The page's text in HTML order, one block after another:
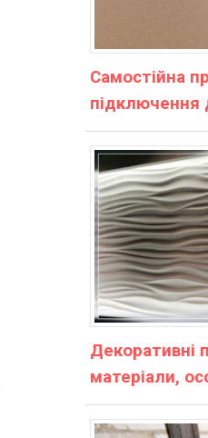
Самостійна
підключення
Декоративні
матеріали,